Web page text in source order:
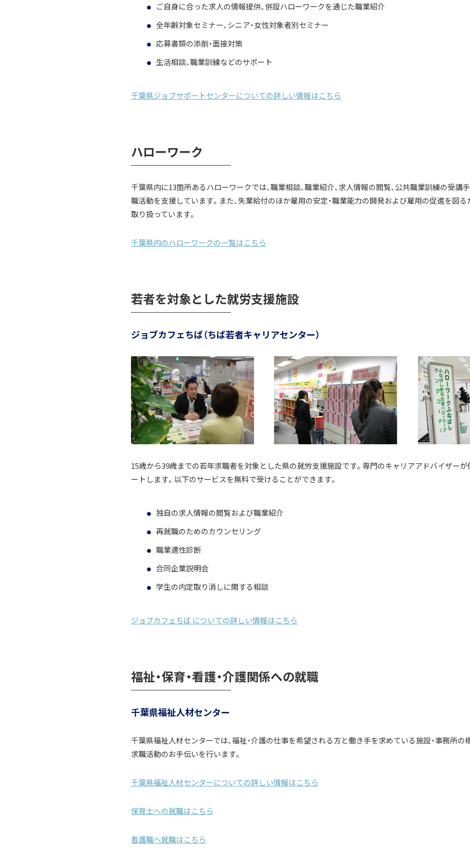
ご自身に合った求人の情報提供、併設ハローワークを通じた職業紹介
全年齢対象セミナー、シニア・女性対象者別セミナー
応募書類の添削・面接対策
生活相談、職業訓練などのサポート
千葉県ジョブサポートセンターについての詳しい情報はこちら
ハローワーク
千葉県内に13箇所あるハローワークでは、職業相談、職業紹介、求人情報の閲覧、公共職業訓練の受講
職活動を支援しています。また、失業給付のほか雇用の安定・職業能力の開発および雇用の促進を図
取り扱っています。
千葉県内のハローワークの一覧はこちら
若者を対象とした就労支援施設
ジョブカフェちば（ちば若者キャリアセンター）
15歳から39歳までの若年求職者を対象とした県の就労支援施設です。専門のキャリアアドバイザー
ートします。以下のサービスを無料で受けることができます。
独自の求人情報の閲覧および職業紹介
再就職のためのカウンセリング
職業適性診断
合同企業説明会
学生の内定取り消しに関する相談
ジョブカフェちば についての詳しい情報はこちら
福祉・保育・看護・介護関係への就職
千葉県福祉人材センター
千葉県福祉人材センターでは、福祉・介護の仕事を希望される方と働き手を求めている施設・事務所の
求職活動のお手伝いを行います。
千葉県福祉人材センターについての詳しい情報はこちら
保育士への就職はこちら
看護職へ就職はこちら